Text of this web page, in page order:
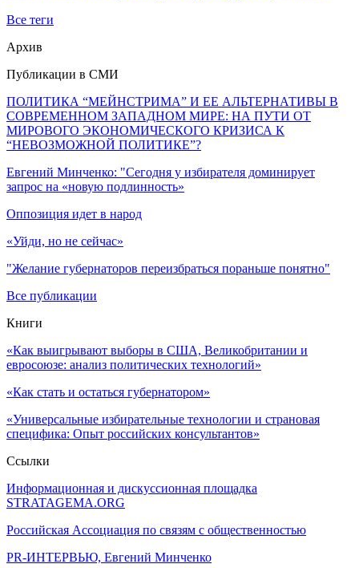
Все теги
Архив
Публикации в СМИ
ПОЛИТИКА “МЕЙНСТРИМА” И ЕЕ АЛЬТЕРНАТИВЫ В
СОВРЕМЕННОМ ЗАПАДНОМ МИРЕ: НА ПУТИ ОТ
МИРОВОГО ЭКОНОМИЧЕСКОГО КРИЗИСА К
“НЕВОЗМОЖНОЙ ПОЛИТИКЕ”?
Евгений Минченко: "Сегодня у избирателя доминирует
запрос на «новую подлинность»
Оппозиция идет в народ
«Уйди, но не сейчас»
"Желание губернаторов переизбраться пораньше понятно"
Все публикации
Книги
«Как выигрывают выборы в США, Великобритании и
евросоюзе: анализ политических технологий»
«Как стать и остаться губернатором»
«Универсальные избирательные технологии и страновая
специфика: Опыт российских консультантов»
Ссылки
Информационная и дискуссионная площадка
STRATAGEMA.ORG
Российская Ассоциация по связям с общественностью
PR-ИНТЕРВЬЮ, Евгений Минченко